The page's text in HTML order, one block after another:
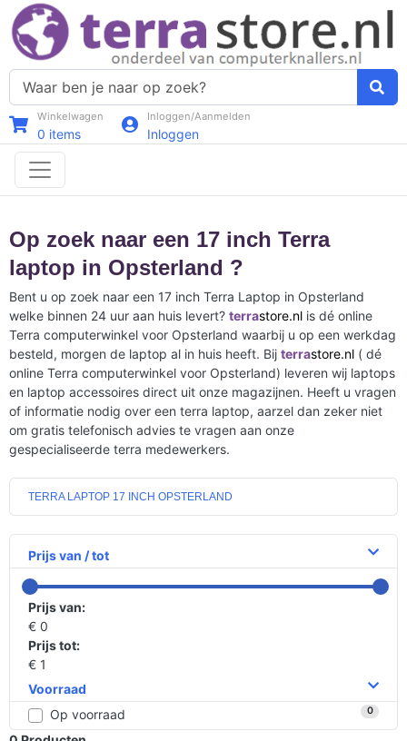
Winkelwagen
0 items
Inloggen/Aanmelden
Inloggen
Op zoek naar een 17 inch Terra
laptop in Opsterland ?
Bent u op zoek naar een 17 inch Terra Laptop in Opsterland
welke binnen 24 uur aan huis levert? terrastore.nl is dé online
Terra computerwinkel voor Opsterland waarbij u op een werkdag
besteld, morgen de laptop al in huis heeft. Bij terrastore.nl ( dé
online Terra computerwinkel voor Opsterland) leveren wij laptops
en laptop accessoires direct uit onze magazijnen. Heeft u vragen
of informatie nodig over een terra laptop, aarzel dan zeker niet
om gratis telefonisch advies te vragen aan onze
gespecialiseerde terra medewerkers.
TERRA LAPTOP 17 INCH OPSTERLAND
Prijs van / tot
Prijs van:
€ 0
Prijs tot:
€ 1
Voorraad
Op voorraad
0